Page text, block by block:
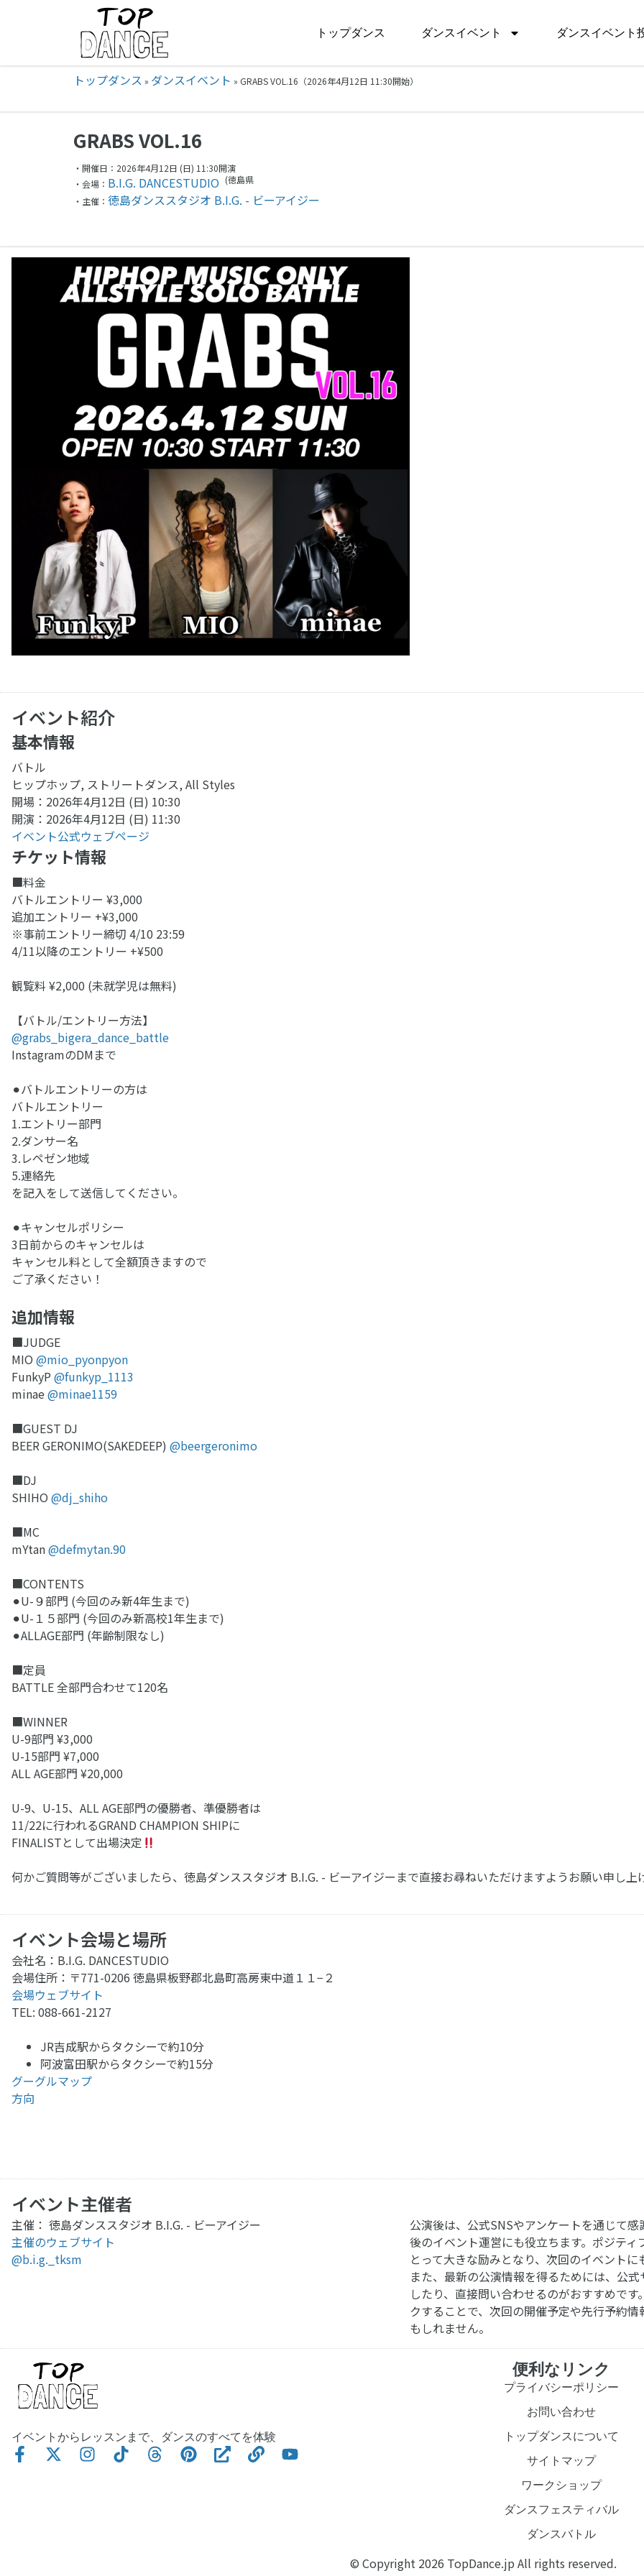
トップダンス ダンスイベント ダンスイベント
トップダンス » ダンスイベント » GRABS VOL.16（2026年4月12日 11:30開始）
GRABS VOL.16
・開催日：2026年4月12日 (日) 11:30開演
・会場： B.I.G. DANCESTUDIO (徳島県
・主催： 徳島ダンススタジオ B.I.G. - ビーアイジー
イベント紹介
基本情報
バトル
ヒップホップ, ストリートダンス, All Styles
開場：2026年4月12日 (日) 10:30
開演：2026年4月12日 (日) 11:30
イベント公式ウェブページ
チケット情報
■料金
バトルエントリー ¥3,000
追加エントリー +¥3,000
※事前エントリー締切 4/10 23:59
4/11以降のエントリー +¥500
観覧料 ¥2,000 (未就学児は無料)
【バトル/エントリー方法】
@grabs_bigera_dance_battle
InstagramのDMまで
⚫︎バトルエントリーの方は
バトルエントリー
1.エントリー部門
2.ダンサー名
3.レペゼン地域
5.連絡先
を記入をして送信してください。
⚫︎キャンセルポリシー
3日前からのキャンセルは
キャンセル料として全額頂きますので
ご了承ください！
追加情報
■JUDGE
MIO @mio_pyonpyon
FunkyP @funkyp_1113
minae@minae1159
■GUEST DJ
BEER GERONIMO(SAKEDEEP) @beergeronimo
■DJ
SHIHO @dj_shiho
■MC
mYtan@defmytan.90
■CONTENTS
⚫︎U-９部門 (今回のみ新4年生まで)
⚫︎U-１５部門 (今回のみ新高校1年生まで)
⚫︎ALLAGE部門 (年齢制限なし)
■定員
BATTLE 全部門合わせて120名
■WINNER
U-9部門 ¥3,000
U-15部門 ¥7,000
ALL AGE部門 ¥20,000
U-9、U-15、ALL AGE部門の優勝者、準優勝者は
11/22に行われるGRAND CHAMPION SHIPに
FINALISTとして出場決定
何かご質問等がございましたら、徳島ダンススタジオ B.I.G. - ビーアイジーまで直接お尋ねいただけますようお願い申し上
イベント会場と場所
会社名：B.I.G. DANCESTUDIO
会場住所：〒771-0206 徳島県板野郡北島町高房東中道１１−２
会場ウェブサイト
TEL: 088-661-2127
JR吉成駅からタクシーで約10分
阿波富田駅からタクシーで約15分
グーグルマップ
方向
イベント主催者
主催： 徳島ダンススタジオ B.I.G. - ビーアイジー
主催のウェブサイト
@b.i.g._tksm
公演後は、公式SNSやアンケートを通じて
後のイベント運営にも役立ちます。ポジテ
とって大きな励みとなり、次回のイベント
また、最新の公演情報を得るためには、公
したり、直接問い合わせるのがおすすめで
クすることで、次回の開催予定や先行予約
もしれません。
イベントからレッスンまで、ダンスのすべてを体験
便利なリンク
プライバシーポリシー
お問い合わせ
トップダンスについて
サイトマップ
ワークショップ
ダンスフェスティバル
ダンスバトル
© Copyright 2026 TopDance.jp All rights reserved.